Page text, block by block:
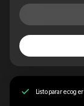
Listo para recoger